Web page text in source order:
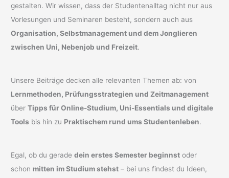
gestalten. Wir wissen, dass der Studentenalltag nicht nur aus
Vorlesungen und Seminaren besteht, sondern auch aus
Organisation, Selbstmanagement und dem Jonglieren
zwischen Uni, Nebenjob und Freizeit.
Unsere Beiträge decken alle relevanten Themen ab: von
Lernmethoden, Prüfungsstrategien und Zeitmanagement
überTipps für Online-Studium, Uni-Essentials und digitale
Tools bis hin zu Praktischem rund ums Studentenleben.
Egal, ob du geradedein erstes Semester beginnst oder
schon mitten im Studium stehst – bei uns findest du Ideen,